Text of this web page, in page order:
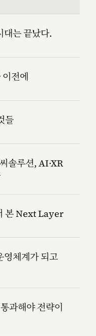
대는 끝났다.
전에
들
솔루션, AI·XR
본 Next Layer
체계가 되고
과해야 전략이